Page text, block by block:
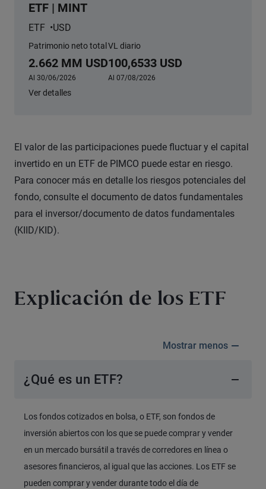
ETF | MINT
ETF USD
Patrimonio neto total
2.662 MM USD
Al 30/06/2026
VL diario
100,6533 USD
Al 07/08/2026
Ver detalles
El valor de las participaciones puede fluctuar y el capital
invertido en un ETF de PIMCO puede estar en riesgo.
Para conocer más en detalle los riesgos potenciales del
fondo, consulte el documento de datos fundamentales
para el inversor/documento de datos fundamentales
(KIID/KID).
Explicación de los ETF
Mostrar menos
¿Qué es un ETF?
Los fondos cotizados en bolsa, o ETF, son fondos de
inversión abiertos con los que se puede comprar y vender
en un mercado bursátil a través de corredores en línea o
asesores financieros, al igual que las acciones. Los ETF se
pueden comprar y vender durante todo el día de